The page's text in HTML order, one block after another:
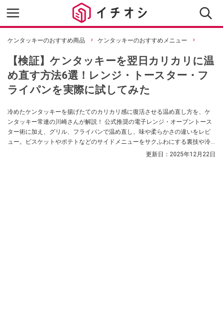
ケンタッキーのおすすめ商品 ケンタッキーのおすすめメニュー
【検証】ケンタッキーを翌日カリカリに温
め直す方法6選！レンジ・トースター・フ
ライパンを実際に試してみた
冷めたケンタッキーを揚げたてのカリカリ感に復活させる温め直し方を、ケ
ンタッキー常連の川崎さんが解説！ 公式推奨の電子レンジ・オーブントース
ター術に加え、グリル、フライパンで温め直し、味や柔らかさの違いをレビ
ュー。ビスケットやポテトなどのサイドメニューをサクふわにする裏技や冷
更新日： 2025年12月22日